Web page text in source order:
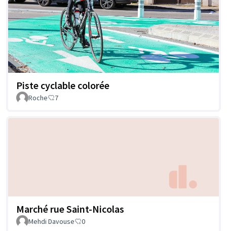
Piste cyclable colorée
Roche 7
Marché rue Saint-Nicolas
Mehdi Davouse 0